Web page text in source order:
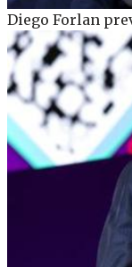
Diego Forlan